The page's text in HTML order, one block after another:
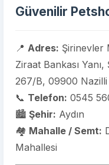
Güvenilir
📍 Adres: Şirinevler
Ziraat Bankası
267/B, 09900 Nazilli
📞 Telefon: 0545
🏙️ Şehir: Aydın
🏘️ Mahalle / Semt:
Mahallesi